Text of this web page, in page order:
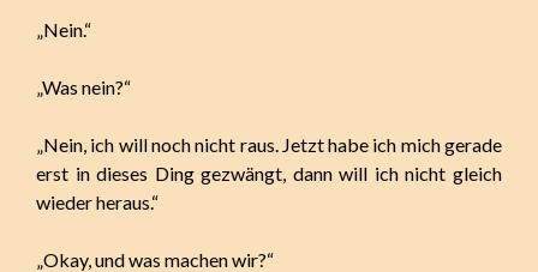
„Nein.“
„Was nein?“
„Nein, ich will noch nicht raus. Jetzt habe ich mich gerade
erst in dieses Ding gezwängt, dann will ich nicht gleich
wieder heraus.“
„Okay, und was machen wir?“